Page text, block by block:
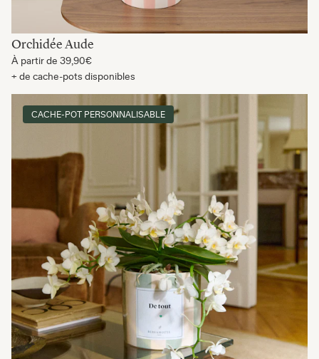
Orchidée Aude
À partir de 39,90€
+ de cache-pots disponibles
CACHE-POT PERSONNALISABLE